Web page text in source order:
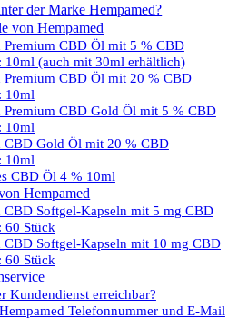
der Marke Hempamed?
von Hempamed
Premium CBD Öl mit 5 % CBD
10ml (auch mit 30ml erhältlich)
Premium CBD Öl mit 20 % CBD
10ml
Premium CBD Gold Öl mit 5 % CBD
10ml
CBD Gold Öl mit 20 % CBD
10ml
CBD Öl 4 % 10ml
Hempamed
CBD Softgel-Kapseln mit 5 mg CBD
60 Stück
CBD Softgel-Kapseln mit 10 mg CBD
60 Stück
Kundendienst erreichbar?
Telefonnummer und E-Mail